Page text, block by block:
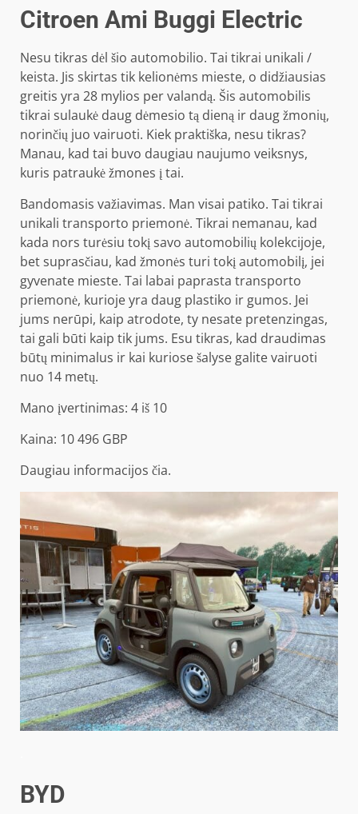
Citroen Ami Buggi Electric
Nesu tikras dėl šio automobilio. Tai tikrai unikali /
keista. Jis skirtas tik kelionėms mieste, o didžiausias
greitis yra 28 mylios per valandą. Šis automobilis
tikrai sulaukė daug dėmesio tą dieną ir daug žmonių,
norinčių juo vairuoti. Kiek praktiška, nesu tikras?
Manau, kad tai buvo daugiau naujumo veiksnys,
kuris patraukė žmones į tai.
Bandomasis važiavimas. Man visai patiko. Tai tikrai
unikali transporto priemonė. Tikrai nemanau, kad
kada nors turėsiu tokį savo automobilių kolekcijoje,
bet suprasčiau, kad žmonės turi tokį automobilį, jei
gyvenate mieste. Tai labai paprasta transporto
priemonė, kurioje yra daug plastiko ir gumos. Jei
jums nerūpi, kaip atrodote, ty nesate pretenzingas,
tai gali būti kaip tik jums. Esu tikras, kad draudimas
būtų minimalus ir kai kuriose šalyse galite vairuoti
nuo 14 metų.
Mano įvertinimas: 4 iš 10
Kaina: 10 496 GBP
Daugiau informacijos čia.
BYD